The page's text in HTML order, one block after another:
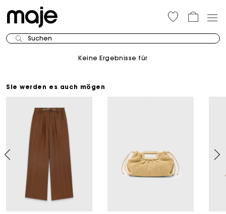
Suchen
Keine Ergebnisse für
Sie werden es auch mögen